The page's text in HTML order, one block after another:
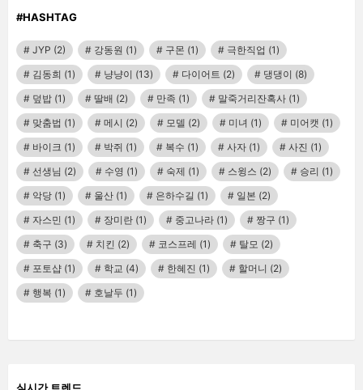
#HASHTAG
JYP (2) 강동원 (1) 구몬 (1) 극한직업 (1)
김동희 (1) 냥냥이 (13) 다이어트 (2) 댕댕이 (8)
덮밥 (1) 딸배 (2) 만족 (1) 말죽거리잔혹사 (1)
맞춤법 (1) 메시 (2) 모델 (2) 미녀 (1) 미어캣 (1)
바이크 (1) 박쥐 (1) 복수 (1) 사자 (1) 사진 (1)
선생님 (2) 수영 (1) 숙제 (1) 스윙스 (2) 승리 (1)
악당 (1) 울산 (1) 은하수길 (1) 일본 (2)
자스민 (1) 장미란 (1) 중고나라 (1) 짱구 (1)
축구 (3) 치킨 (2) 코스프레 (1) 탈모 (2)
포토샵 (1) 학교 (4) 한혜진 (1) 할머니 (2)
행복 (1) 호날두 (1)
실시간 트렌드